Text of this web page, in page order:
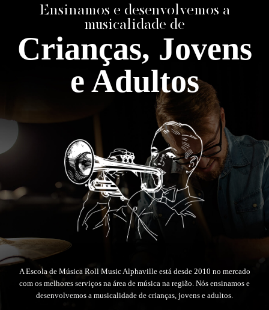
Ensinamos e desenvolvemos a
musicalidade de
Crianças, Jovens
e Adultos
A Escola de Música Roll Music Alphaville está desde 2010 no mercado
com os melhores serviços na área de música na região. Nós ensinamos e
desenvolvemos a musicalidade de crianças, jovens e adultos.